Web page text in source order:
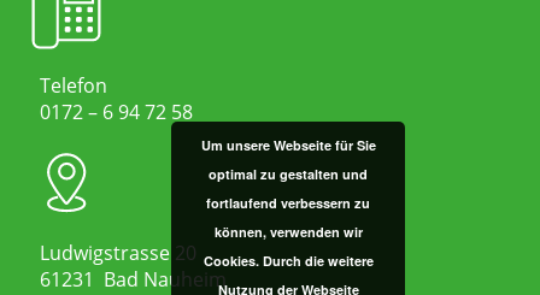
Telefon
0172 – 6 94 72 58
Ludwigstrasse 20
61231 Bad Nauheim
Um unsere Webseite für Sie
optimal zu gestalten und
fortlaufend verbessern zu
können, verwenden wir
Cookies. Durch die weitere
Nutzung der Webseite